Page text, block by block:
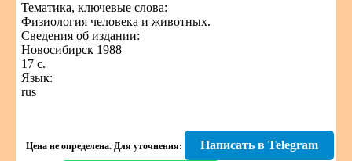
Тематика, ключевые слова:
Физиология человека и животных.
Сведения об издании:
Новосибирск 1988
17 с.
Язык:
rus
Цена не определена. Для уточнения: Написать в Telegram